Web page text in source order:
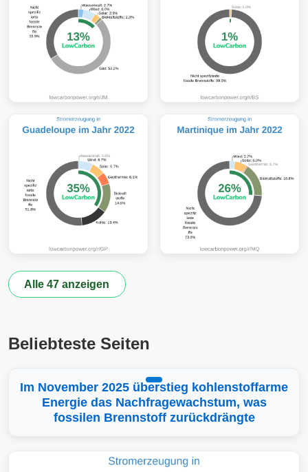
Alle 47 anzeigen
Beliebteste Seiten
Im November 2025 überstieg kohlenstoffarme
Energie das Nachfragewachstum, was
fossilen Brennstoff zurückdrängte